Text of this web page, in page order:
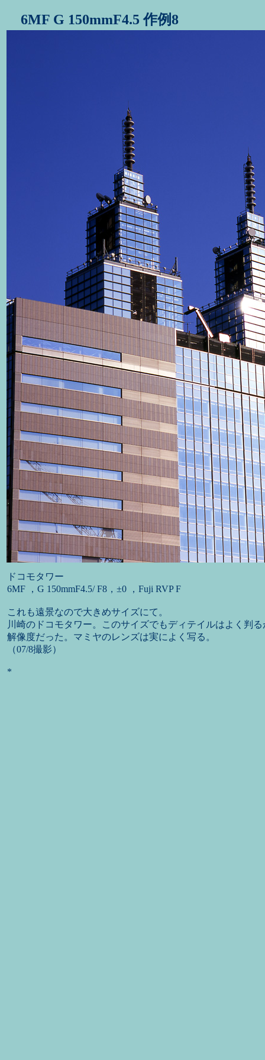
6MF G 150mmF4.5 作例8
ドコモタワー
6MF ，G 150mmF4.5/ F8，±0 ，Fuji RVP F
これも遠景なので大きめサイズにて。
川崎のドコモタワー。このサイズでもディテイルはよく判
解像度だった。マミヤのレンズは実によく写る。
（07/8撮影）
*